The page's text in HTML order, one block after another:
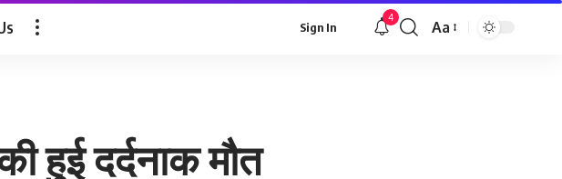
Sign In
4
Font
Aa
हुई दर्दनाक मौत